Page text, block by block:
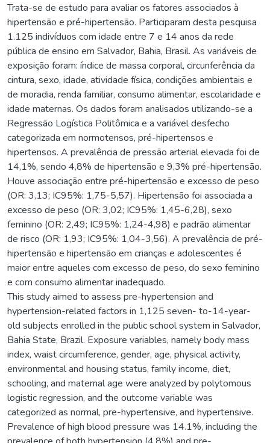
Trata-se de estudo para avaliar os fatores associados à
hipertensão e pré-hipertensão. Participaram desta pesquisa
1.125 indivíduos com idade entre 7 e 14 anos da rede
pública de ensino em Salvador, Bahia, Brasil. As variáveis de
exposição foram: índice de massa corporal, circunferência da
cintura, sexo, idade, atividade física, condições ambientais e
de moradia, renda familiar, consumo alimentar, escolaridade e
idade maternas. Os dados foram analisados utilizando-se a
Regressão Logística Politômica e a variável desfecho
categorizada em normotensos, pré-hipertensos e
hipertensos. A prevalência de pressão arterial elevada foi de
14,1%, sendo 4,8% de hipertensão e 9,3% pré-hipertensão.
Houve associação entre pré-hipertensão e excesso de peso
(OR: 3,13; IC95%: 1,75-5,57). Hipertensão foi associada a
excesso de peso (OR: 3,02; IC95%: 1,45-6,28), sexo
feminino (OR: 2,49; IC95%: 1,24-4,98) e padrão alimentar
de risco (OR: 1,93; IC95%: 1,04-3,56). A prevalência de pré-
hipertensão e hipertensão em crianças e adolescentes é
maior entre aqueles com excesso de peso, do sexo feminino
e com consumo alimentar inadequado.
This study aimed to assess pre-hypertension and
hypertension-related factors in 1,125 seven- to-14-year-
old subjects enrolled in the public school system in Salvador,
Bahia State, Brazil. Exposure variables, namely body mass
index, waist circumference, gender, age, physical activity,
environmental and housing status, family income, diet,
schooling, and maternal age were analyzed by polytomous
logistic regression, and the outcome variable was
categorized as normal, pre-hypertensive, and hypertensive.
Prevalence of high blood pressure was 14.1%, including the